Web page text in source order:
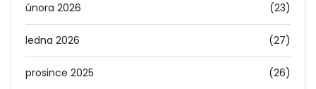
února 2026 (23)
ledna 2026 (27)
prosince 2025 (26)